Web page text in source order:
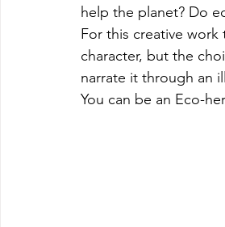
help the planet? Do
For this creative
character, but the
narrate it through an
You can be an Eco-